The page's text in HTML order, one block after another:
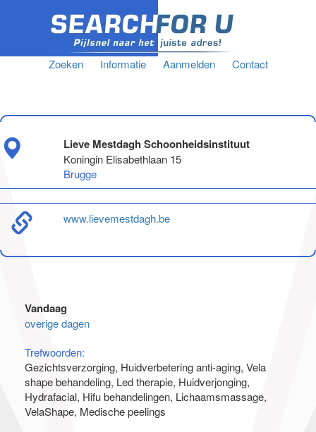
Zoeken Informatie Aanmelden Contact
Lieve Mestdagh Schoonheidsinstituut
Koningin Elisabethlaan 15
Brugge
www.lievemestdagh.be
Vandaag
overige dagen
Trefwoorden:
Gezichtsverzorging Huidverbetering anti-aging Vela
shape behandeling Led therapie Huidverjonging
Hydrafacial Hifu behandelingen Lichaamsmassage
VelaShape Medische peelings